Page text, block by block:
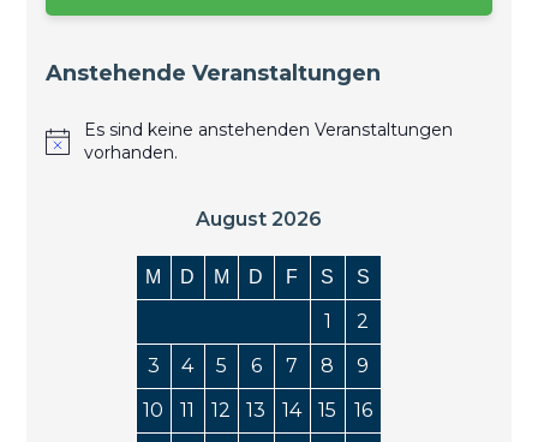
Anstehende Veranstaltungen
Es sind keine anstehenden Veranstaltungen
vorhanden.
August 2026
M D M D F S S
1
2
3
4 5 6 7 8
9
10
11 12 13 14 15
16